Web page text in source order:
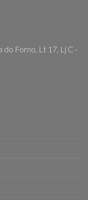
do Forno, Lt 17, Lj C -